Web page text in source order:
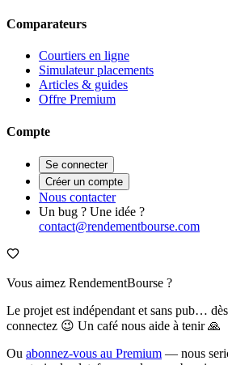
Comparateurs
Courtiers en ligne
Simulateur placements
Articles & guides
Offre Premium
Compte
Se connecter
Créer un compte
Nous contacter
Un bug ? Une idée ?
contact@rendementbourse.com
Vous aimez RendementBourse ?
Le projet est indépendant et sans pub…
connectez 😉 Un café nous aide à tenir 🙏
Ou abonnez-vous au Premium — nous